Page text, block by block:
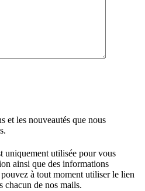
et les nouveautés que nous
uniquement utilisée pour vous
ainsi que des informations
à tout moment utiliser le lien
chacun de nos mails.